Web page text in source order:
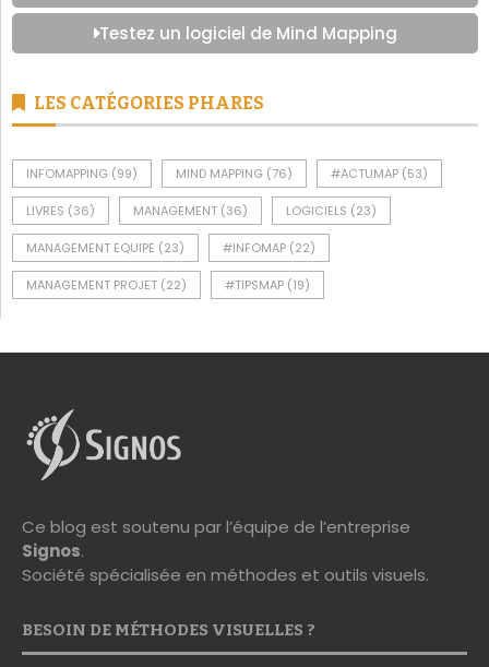
Testez un logiciel de Mind Mapping
LES CATÉGORIES PHARES
INFOMAPPING (99) MIND MAPPING (76) #ACTUMAP (53)
LIVRES (36) MANAGEMENT (36) LOGICIELS (23)
MANAGEMENT EQUIPE (23) #INFOMAP (22)
MANAGEMENT PROJET (22) #TIPSMAP (19)
Ce blog est soutenu par l’équipe de l’entreprise
Signos.
Société spécialisée en méthodes et outils visuels.
BESOIN DE MÉTHODES VISUELLES ?